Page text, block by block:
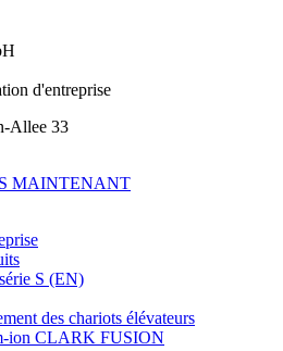
d'entreprise
Allee 33
MAINTENANT
S (EN)
des chariots élévateurs
ion CLARK FUSION